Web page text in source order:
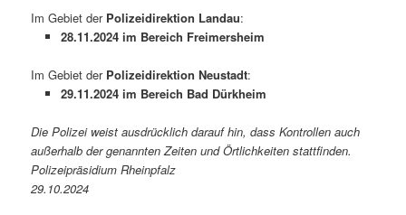
Im Gebiet der Polizeidirektion Landau:
28.11.2024 im Bereich Freimersheim
Im Gebiet der Polizeidirektion Neustadt:
29.11.2024 im Bereich Bad Dürkheim
Die Polizei weist ausdrücklich darauf hin, dass Kontrollen auch
außerhalb der genannten Zeiten und Örtlichkeiten stattfinden.
Polizeipräsidium Rheinpfalz
29.10.2024